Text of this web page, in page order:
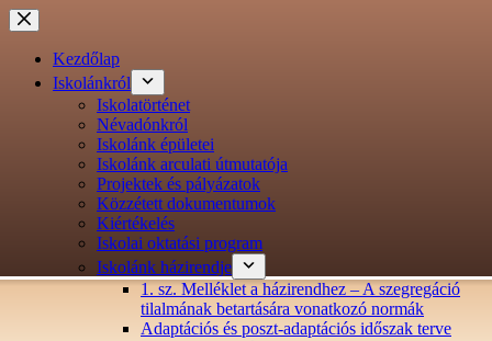
Ugrás
a
tartalomraKezdőlap
Iskolánkról
Iskolatörténet
Névadónkról
Iskolánk épületei
Iskolánk arculati útmutatója
Projektek és pályázatok
Közzétett dokumentumok
Kiértékelés
Iskolai oktatási program
Iskolánk házirendje
1. sz. Melléklet a házirendhez – A szegregáció
tilalmának betartására vonatkozó normák
Adaptációs és poszt-adaptációs időszak terve